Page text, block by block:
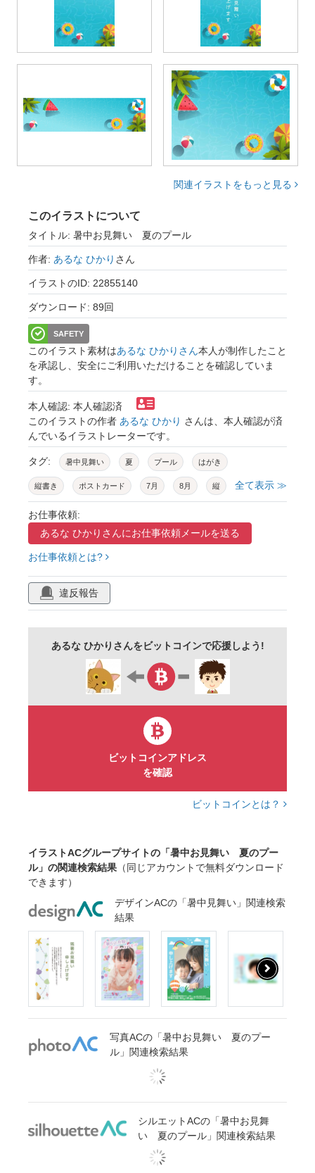
関連イラストをもっと見る
このイラストについて
タイトル: 暑中お見舞い 夏のプール
作者: あるな ひかり さん
イラストのID: 22855140
ダウンロード: 89回
SAFETY
このイラスト素材はあるな ひかりさん本人が制作したこと
を承認し、安全にご利用いただけることを確認していま
す。
本人確認: 本人確認済
このイラストの作者 あるな ひかり さんは、本人確認が済
んでいるイラストレーターです。
タグ: 暑中見舞い 夏 プール はがき
縦書き ポストカード 7月 8月 縦
デザイン
ピーチボール 浮き輪 スイカ ドーナツ
パラソル 水遊び
スペース 余白
かわいい 立体的
涼しい リアル パステル ベクター
イメージ シンプル テンプレート
メッセージカード ほのぼの 穏やか
全て表示 ≫
お仕事依頼:
あるな ひかりさんにお仕事依頼メールを送る
お仕事依頼とは?
違反報告
あるな ひかりさんをビットコインで応援しよう!
ビットコインアドレス
を確認
ビットコインとは？
イラストACグループサイトの「暑中お見舞い 夏のプー
ル」の関連検索結果 （同じアカウントで無料ダウンロード
できます）
デザインACの「暑中見舞い」関連検索
結果
写真ACの「暑中お見舞い 夏のプー
ル」関連検索結果
シルエットACの「暑中お見舞
い 夏のプール」関連検索結果